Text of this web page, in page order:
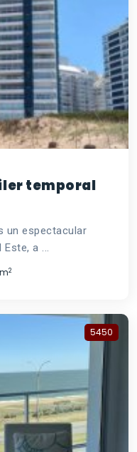
temporal
un espectacular
a ...
2
5450